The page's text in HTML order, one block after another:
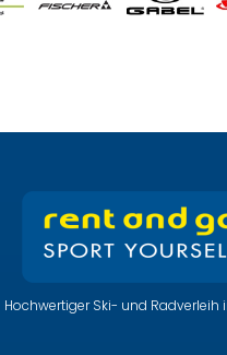
Hochwertiger Ski- und Radverleih